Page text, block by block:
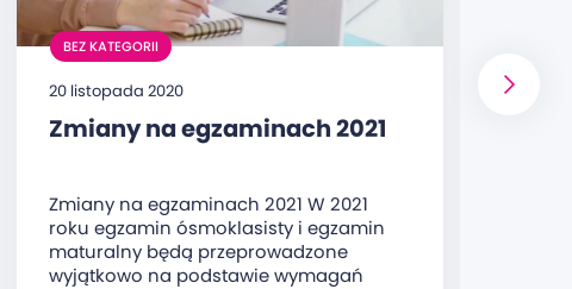
BEZ KATEGORII
20 listopada 2020
Zmiany na egzaminach 2021
Zmiany na egzaminach 2021 W 2021
roku egzamin ósmoklasisty i egzamin
maturalny będą przeprowadzone
wyjątkowo na podstawie wymagań
8 maja